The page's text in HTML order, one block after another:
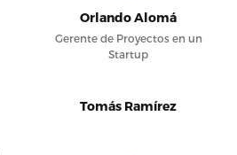
Orlando Alomá
Gerente de Proyectos en un
Startup
Tomás Ramírez